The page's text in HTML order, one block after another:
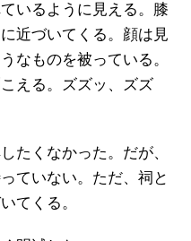
いるように見える。膝
近づいてくる。顔は見
なものを被っている。
える。ズズッ、ズズ
たくなかった。だが、
ていない。ただ、祠と
てくる。